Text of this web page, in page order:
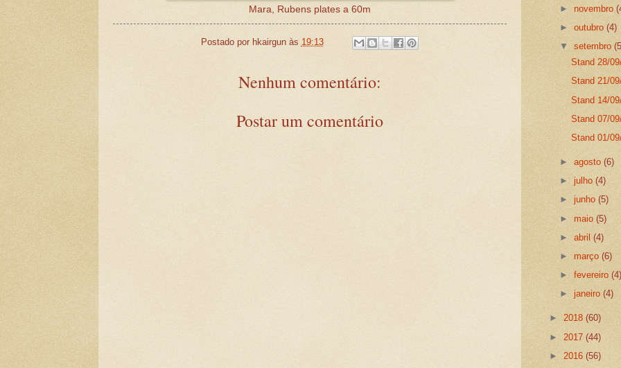
Mara, Rubens plates a 60m
Postado por hkairgun às 19:13
Nenhum comentário:
Postar um comentário
►novembro
►outubro(4)
▼setembro
Stand 28/
Stand 21/
Stand 14/
Stand 07/
Stand 01/
►agosto(6)
►julho(4)
►junho(5)
►maio(5)
►abril(4)
►março(6)
►fevereiro
►janeiro(4)
► 2018 (60)
► 2017 (44)
► 2016 (56)